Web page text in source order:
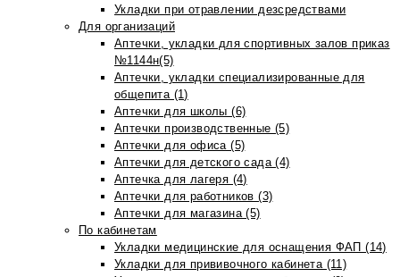
Укладки при отравлении дезсредствами
Для организаций
Аптечки, укладки для спортивных залов приказ
№1144н(5)
Аптечки, укладки специализированные для
общепита (1)
Аптечки для школы (6)
Аптечки производственные (5)
Аптечки для офиса (5)
Аптечки для детского сада (4)
Аптечка для лагеря (4)
Аптечки для работников (3)
Аптечки для магазина (5)
По кабинетам
Укладки медицинские для оснащения ФАП (14)
Укладки для прививочного кабинета (11)